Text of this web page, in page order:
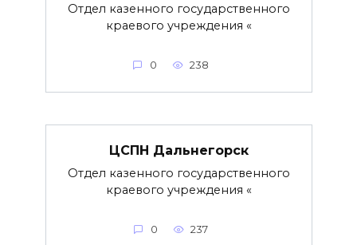
Отдел казенного государственного
краевого учреждения «
0 238
ЦСПН Дальнегорск
Отдел казенного государственного
краевого учреждения «
0 237